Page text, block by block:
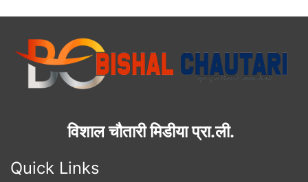
विशाल चौतारी मिडीया प्रा.ली.
Quick Links